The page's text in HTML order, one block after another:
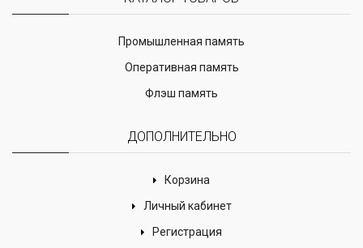
Промышленная память
Оперативная память
Флэш память
ДОПОЛНИТЕЛЬНО
Корзина
Личный кабинет
Регистрация